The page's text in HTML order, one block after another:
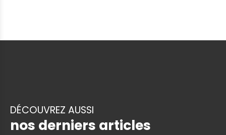
DÉCOUVREZ AUSSI
nos derniers articles